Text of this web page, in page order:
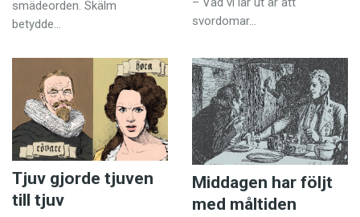
smädeorden. Skälm
betydde…
svordomar…
Tjuv gjorde tjuven
till tjuv
Middagen har följt
med måltiden